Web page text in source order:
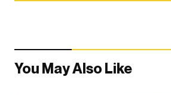
You May Also Like